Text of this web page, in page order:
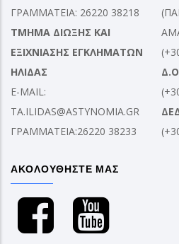
ΓΡΑΜΜΑΤΕΙΑ: 26220 38218
ΤΜΗΜΑ ΔΙΩΞΗΣ ΚΑΙ
ΕΞΙΧΝΙΑΣΗΣ ΕΓΚΛΗΜΑΤΩΝ
ΗΛΙΔΑΣ
E-MAIL:
TA.ILIDAS@ASTYNOMIA.GR
ΓΡΑΜΜΑΤΕΙΑ:26220 38233
ΑΚΟΛΟΥΘΗΣΤΕ ΜΑΣ